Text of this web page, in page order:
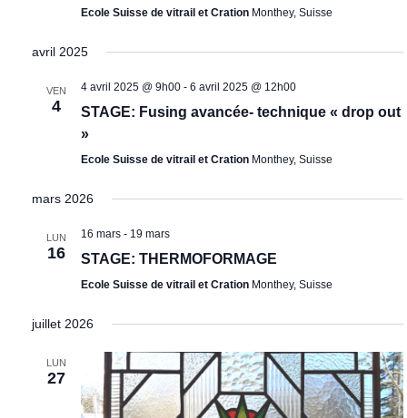
Ecole Suisse de vitrail et Cration Monthey, Suisse
avril 2025
VEN
4
4 avril 2025 @ 9h00- 6 avril 2025 @ 12h00
STAGE: Fusing avancée- technique « drop out
»
Ecole Suisse de vitrail et Cration Monthey, Suisse
mars 2026
LUN
16
16 mars- 19 mars
STAGE: THERMOFORMAGE
Ecole Suisse de vitrail et Cration Monthey, Suisse
juillet 2026
LUN
27